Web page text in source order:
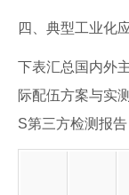
四、典型工业化
下表汇总国内外
际配伍方案与实
S第三方检测报